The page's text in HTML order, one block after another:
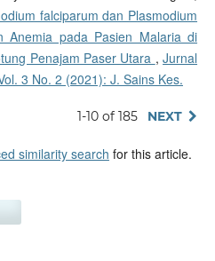
falciparum dan Plasmodium
Anemia pada Pasien Malaria di
Penajam Paser Utara ,Jurnal
3 No. 2 (2021): J. Sains Kes.
1-10 of 185 NEXT
similarity search for this article.